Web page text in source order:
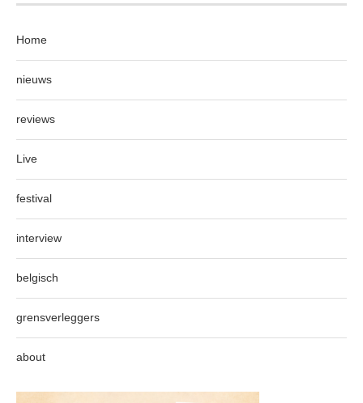
Home
nieuws
reviews
Live
festival
interview
belgisch
grensverleggers
about